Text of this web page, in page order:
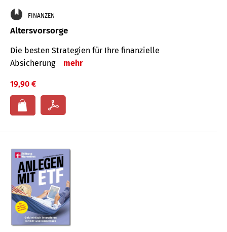
FINANZEN
Altersvorsorge
Die besten Strategien für Ihre finanzielle
Absicherung
mehr
19,90 €